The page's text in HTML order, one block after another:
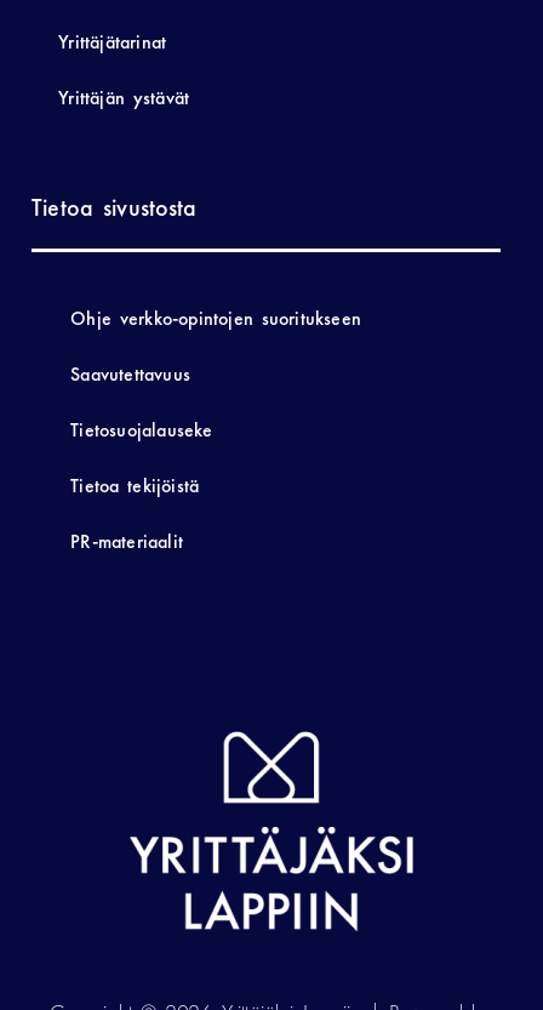
Yrittäjätarinat
Yrittäjän ystävät
Tietoa sivustosta
Ohje verkko-opintojen suoritukseen
Saavutettavuus
Tietosuojalauseke
Tietoa tekijöistä
PR-materiaalit